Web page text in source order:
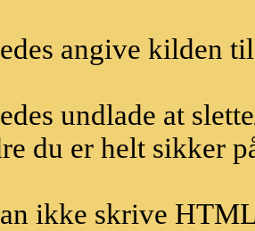
angive kilden
undlade at
du er helt sikker
ikke skrive